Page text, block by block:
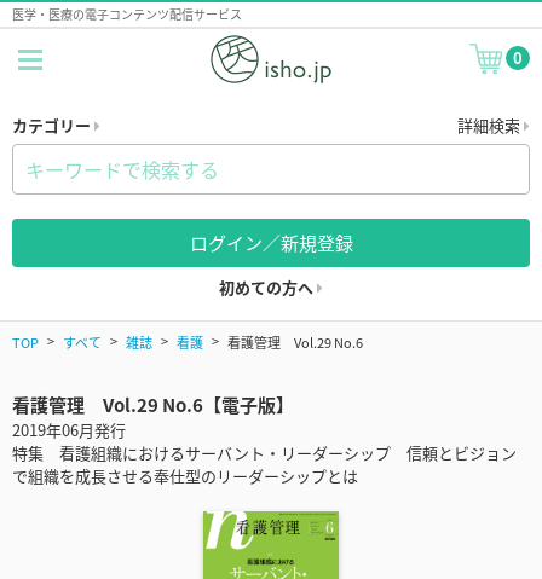
医学・医療の電子コンテンツ配信サービス
0
カテゴリー 詳細検索
ログイン／新規登録
初めての方へ
TOP すべて 雑誌 看護 看護管理 Vol.29 No.6
看護管理 Vol.29 No.6【電子版】
2019年06月発行
特集 看護組織におけるサーバント・リーダーシップ 信頼とビジョン
で組織を成長させる奉仕型のリーダーシップとは